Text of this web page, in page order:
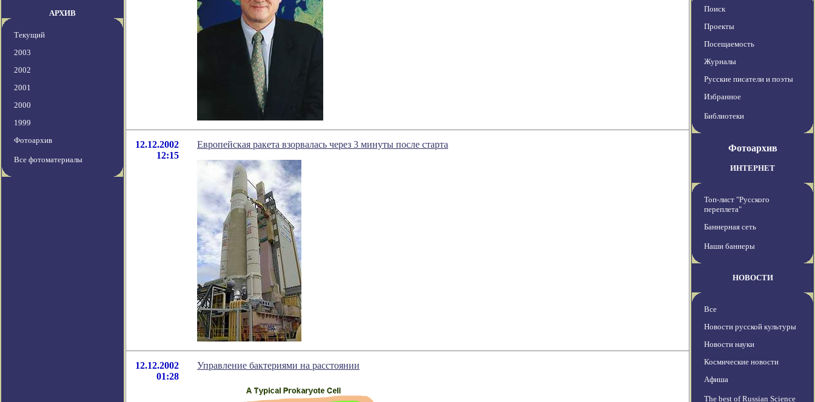
АРХИВ
Текущий
2003
2002
2001
2000
1999
Фотоархив
Все фотоматериалы
12.12.2002
12:15
Европейская ракета взорвалась через 3 минуты после старта
12.12.2002
01:28
Управление бактериями на расстоянии
Поиск
Проекты
Посещаемость
Журналы
Русские писатели и поэты
Избранное
Библиотеки
Фотоархив
ИНТЕРНЕТ
Топ-лист "Русского
переплета"
Баннерная сеть
Наши баннеры
НОВОСТИ
Все
Новости русской культуры
Новости науки
Космические новости
Афиша
The best of Russian Science